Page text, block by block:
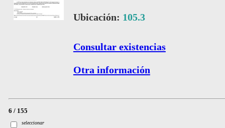
Ubicación: 105.3
Consultar existencias
Otra información
6 / 155
seleccionar